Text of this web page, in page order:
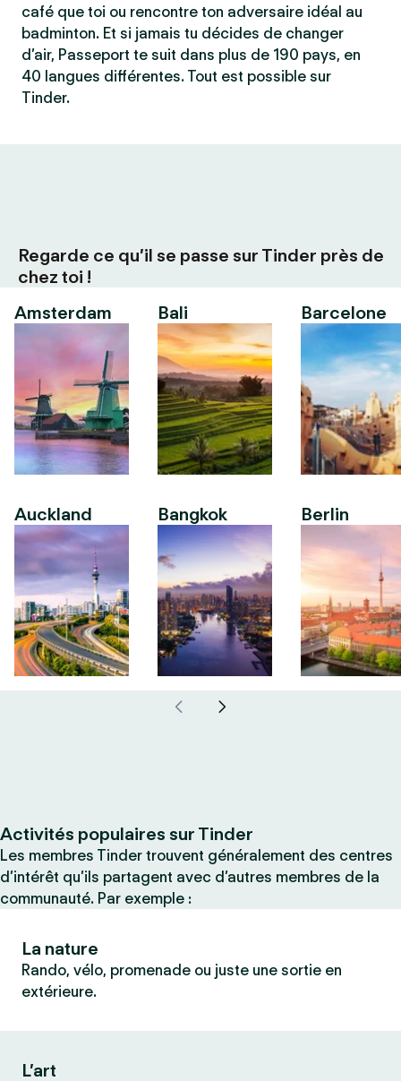
café que toi ou rencontre ton adversaire idéal au
badminton. Et si jamais tu décides de changer
d’air, Passeport te suit dans plus de 190 pays, en
40 langues différentes. Tout est possible sur
Tinder.
Regarde ce qu’il se passe sur Tinder près de
chez toi !
Amsterdam
Auckland
Bali
Bangkok
Barcelone
Berlin
Activités populaires sur Tinder
Les membres Tinder trouvent généralement des centres
d’intérêt qu’ils partagent avec d’autres membres de la
communauté. Par exemple :
La nature
Rando, vélo, promenade ou juste une sortie en
extérieure.
L’art